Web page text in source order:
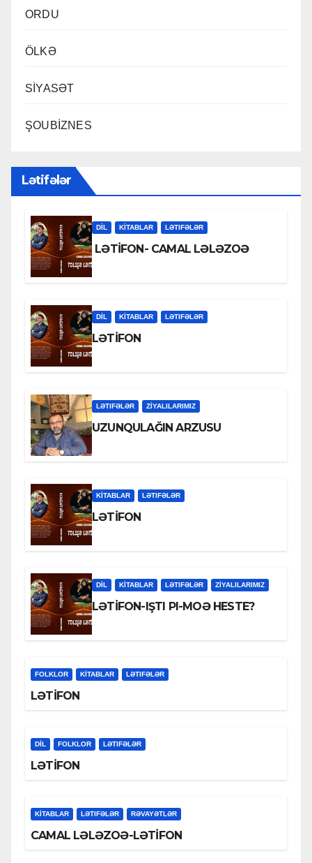
ORDU
ÖLKƏ
SİYASƏT
ŞOUBİZNES
Lətifələr
DİL KİTABLAR LƏTIFƏLƏR
LƏTİFON- CAMAL LƏLƏZOƏ
DİL KİTABLAR LƏTIFƏLƏR
LƏTİFON
LƏTIFƏLƏR ZİYALILARIMIZ
UZUNQULAĞIN ARZUSU
KİTABLAR LƏTIFƏLƏR
LƏTİFON
DİL KİTABLAR LƏTIFƏLƏR ZİYALILARIMIZ
LƏTİFON-IŞTI PI-MOƏ HESTE?
FOLKLOR KİTABLAR LƏTIFƏLƏR
LƏTİFON
DİL FOLKLOR LƏTIFƏLƏR
LƏTİFON
KİTABLAR LƏTIFƏLƏR RƏVAYƏTLƏR
CAMAL LƏLƏZOƏ-LƏTİFON